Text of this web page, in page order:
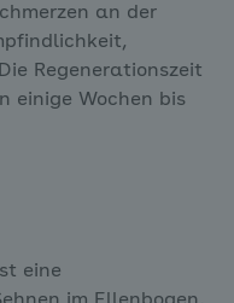
an der
Regenerationszeit
einige Wochen bis
eine